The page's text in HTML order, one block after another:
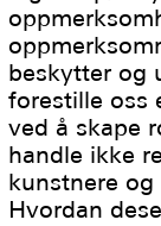
beskytter og
forestille oss
ved å skape
handle ikke
kunstnere
Hvordan